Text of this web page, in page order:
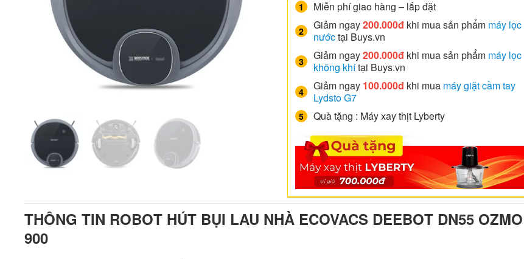
Miễn phí giao hàng – lắp đặt
Giảm ngay200.000đkhi mua sản phẩm máy lọc
nướctại Buys.vn
Giảm ngay200.000đkhi mua sản phẩm máy lọc
không khítại Buys.vn
Giảm ngay 100.000đ khi mua máy giặt cầm tay
Lydsto G7
Quà tặng : Máy xay thịt Lyberty
THÔNG TIN ROBOT HÚT BỤI LAU NHÀ ECOVACS DEEBOT DN55 OZMO
900